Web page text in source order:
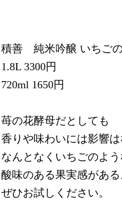
積善 純米吟醸 いちご
1.8L 3300円
720ml 1650円
苺の花酵母だとしても
香りや味わいには影響
なんとなくいちごのよう
酸味のある果実感がある
ぜひお試しください。